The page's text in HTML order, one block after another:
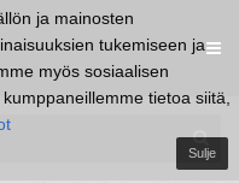
ja mainosten
tukemiseen ja
myös sosiaalisen
tietoa siitä,
Sulje